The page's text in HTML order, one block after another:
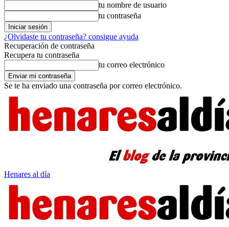
tu nombre de usuario
tu contraseña
¿Olvidaste tu contraseña? consigue ayuda
Recuperación de contraseña
Recupera tu contraseña
tu correo electrónico
Se te ha enviado una contraseña por correo electrónico.
Henares al día